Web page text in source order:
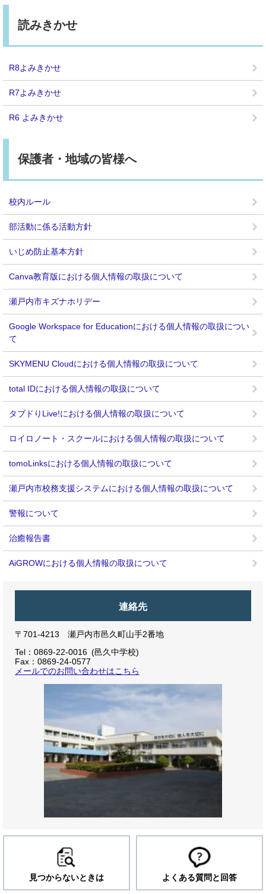
読みきかせ
R8よみきかせ
R7よみきかせ
R6 よみきかせ
保護者・地域の皆様へ
校内ルール
部活動に係る活動方針
いじめ防止基本方針
Canva教育版における個人情報の取扱について
瀬戸内市キズナホリデー
Google Workspace for Educationにおける個人情報の取扱につい
て
SKYMENU Cloudにおける個人情報の取扱について
total IDにおける個人情報の取扱について
タブドりLive!における個人情報の取扱について
ロイロノート・スクールにおける個人情報の取扱について
tomoLinksにおける個人情報の取扱について
瀬戸内市校務支援システムにおける個人情報の取扱について
警報について
治癒報告書
AiGROWにおける個人情報の取扱について
連絡先
〒701-4213 瀬戸内市邑久町山手2番地
Tel：0869-22-0016
邑久中学校
Fax：0869-24-0577
メールでのお問い合わせはこちら
見つからないときは よくある質問と回答